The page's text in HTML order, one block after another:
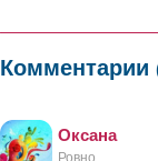
Комментарии
Оксана
Ровно